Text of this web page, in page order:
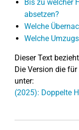
Bis zu welcher
absetzen?
Welche
Welche
Dieser Text
Die Version die für
unter:
(2025): Doppelte